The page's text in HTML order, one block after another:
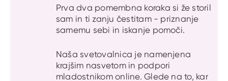
Prva dva pomembna koraka si že storil
sam in ti zanju čestitam - priznanje
samemu sebi in iskanje pomoči.
Naša svetovalnica je namenjena
krajšim nasvetom in podpori
mladostnikom online. Glede na to, kar